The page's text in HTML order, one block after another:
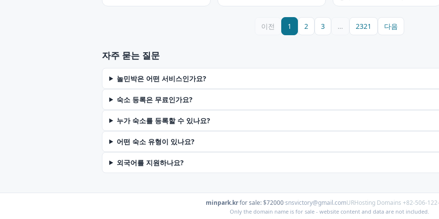
이전 1 2 3 … 2321 다음
자주 묻는 질문
놀민박은 어떤 서비스인가요?
숙소 등록은 무료인가요?
누가 숙소를 등록할 수 있나요?
어떤 숙소 유형이 있나요?
외국어를 지원하나요?
minpark.kr·for sale: $72000·snsvictory@gmail.comURHosting Domains +82-506-
Only the domain name is for sale - website content and data are not included.